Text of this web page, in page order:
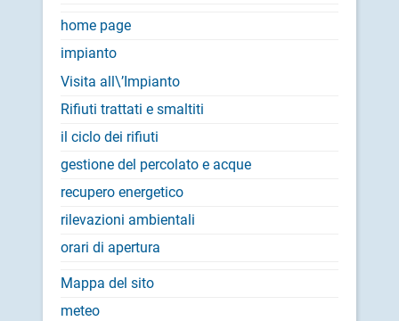
home page
impianto
Visita all\’Impianto
Rifiuti trattati e smaltiti
il ciclo dei rifiuti
gestione del percolato e acque
recupero energetico
rilevazioni ambientali
orari di apertura
Mappa del sito
meteo